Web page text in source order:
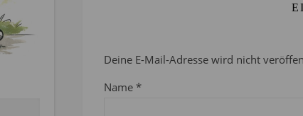
Deine E-Mail-Adresse wird nicht
Name *